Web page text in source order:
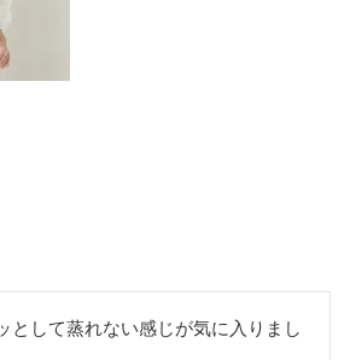
として蒸れない感じが気に入りまし